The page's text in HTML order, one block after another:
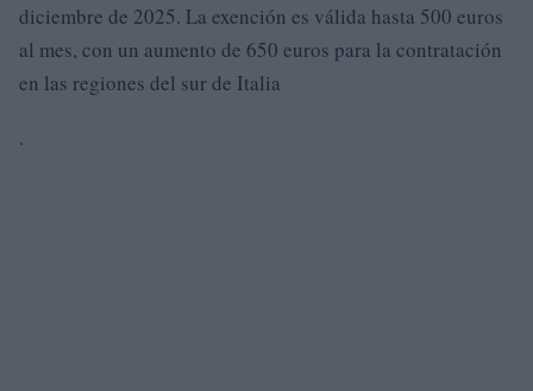
diciembre de 2025. La exención es válida hasta 500 euros
al mes, con un aumento de 650 euros para la contratación
en las regiones del sur de Italia
.